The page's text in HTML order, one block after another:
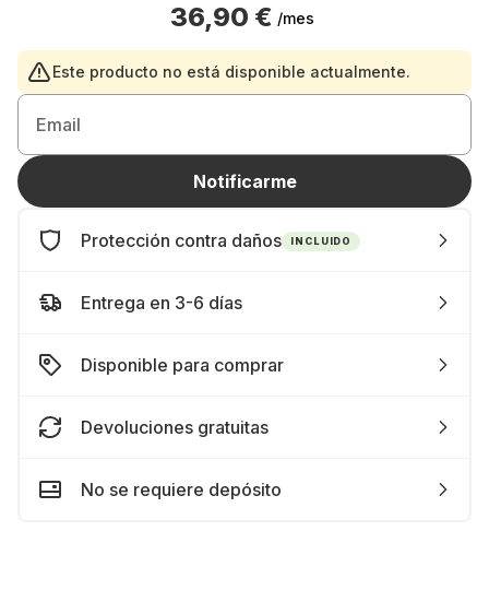
36,90 € /mes
Este producto no está disponible actualmente.
Email
Notificarme
Protección contra daños INCLUIDO
Entrega en 3-6 días
Disponible para comprar
Devoluciones gratuitas
No se requiere depósito